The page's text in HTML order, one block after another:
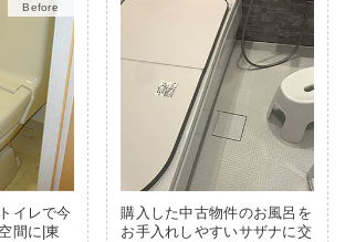
After
イレで今
間に|東
購入した中古物件のお風呂を
お手入れしやすいサザナに交